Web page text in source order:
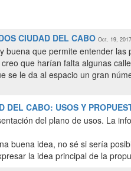
CIUDAD DEL CABO Oct. 19,
buena que permite entender
que harían falta algunas
se le da al espacio un gran
DEL CABO: USOS Y
del plano de usos. La
buena idea, no sé si sería
la idea principal de la